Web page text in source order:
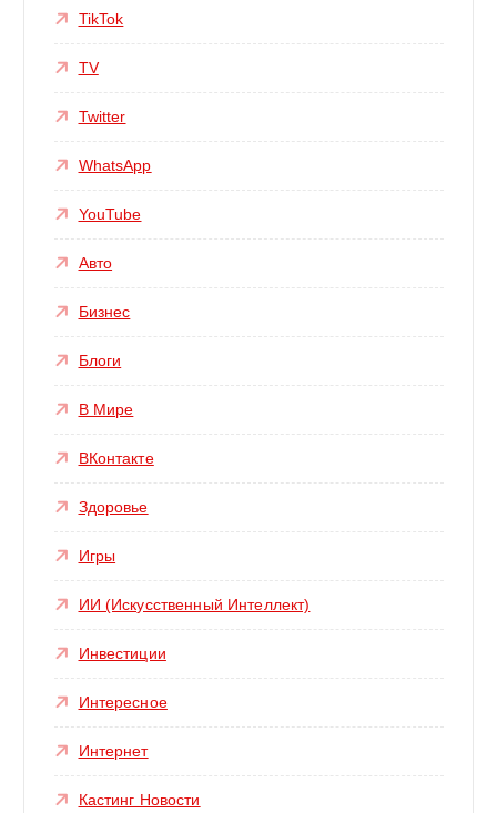
TikTok
TV
Twitter
WhatsApp
YouTube
Авто
Бизнес
Блоги
В Мире
ВКонтакте
Здоровье
Игры
ИИ (Искусственный Интеллект)
Инвестиции
Интересное
Интернет
Кастинг Новости